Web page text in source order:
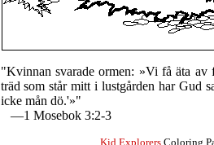
"Kvinnan svarade ormen: »Vi få äta av
träd som står mitt i lustgården har Gud
icke mån dö.'»"
—1 Mosebok 3:2-3
Kid Explorers Coloring